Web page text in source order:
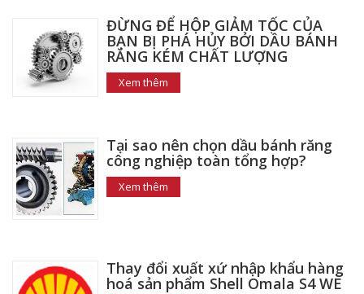
ĐỪNG ĐỂ HỘP GIẢM TỐC CỦA
BẠN BỊ PHÁ HỦY BỞI DẦU BÁNH
RĂNG KÉM CHẤT LƯỢNG
Xem thêm
Tại sao nên chọn dầu bánh răng
công nghiệp toàn tổng hợp?
Xem thêm
Thay đổi xuất xứ nhập khẩu hàng
hoá sản phẩm Shell Omala S4 WE